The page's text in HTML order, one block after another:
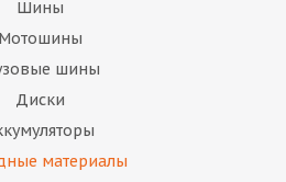
Шины
Мотошины
шины
Диски
материалы